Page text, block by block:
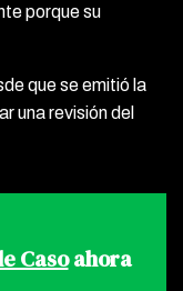
porque su
que se emitió la
una revisión del
Casoahora